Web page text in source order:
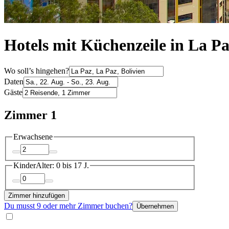
Hotels mit Küchenzeile in La
Wo soll’s hingehen?
Daten
Gäste
Zimmer 1
Erwachsene
KinderAlter: 0 bis 17 J.
Zimmer hinzufügen
Du musst 9 oder mehr Zimmer buchen? Übernehmen